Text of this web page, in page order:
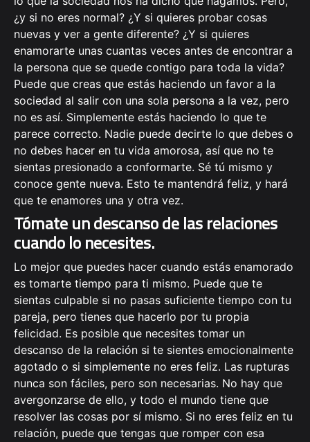
¿y si no eres normal? ¿Y si quieres probar cosas
nuevas y ver a gente diferente? ¿Y si quieres
enamorarte unas cuantas veces antes de encontrar a
la persona que se quede contigo para toda la vida?
Puede que creas que estás haciendo un favor a la
sociedad al salir con una sola persona a la vez, pero
no es así. Simplemente estás haciendo lo que te
parece correcto. Nadie puede decirte lo que debes o
no debes hacer en tu vida amorosa, así que no te
sientas presionado a conformarte. Sé tú mismo y
conoce gente nueva. Esto te mantendrá feliz, y hará
que te enamores una y otra vez.
Tómate un descanso de las relaciones
cuando lo necesites.
Lo mejor que puedes hacer cuando estás enamorado
es tomarte tiempo para ti mismo. Puede que te
sientas culpable si no pasas suficiente tiempo con tu
pareja, pero tienes que hacerlo por tu propia
felicidad. Es posible que necesites tomar un
descanso de la relación si te sientes emocionalmente
agotado o si simplemente no eres feliz. Las rupturas
nunca son fáciles, pero son necesarias. No hay que
avergonzarse de ello, y todo el mundo tiene que
resolver las cosas por sí mismo. Si no eres feliz en tu
relación, puede que tengas que romper con esa